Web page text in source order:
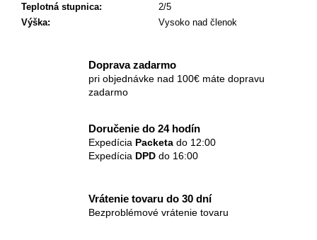
Teplotná stupnica:
2/5
Výška: Vysoko nad členok
Doprava zadarmo
pri objednávke nad 100€ máte dopravu
zadarmo
Doručenie do 24 hodín
Expedícia Packeta do 12:00
Expedícia DPD do 16:00
Vrátenie tovaru do 30 dní
Bezproblémové vrátenie tovaru